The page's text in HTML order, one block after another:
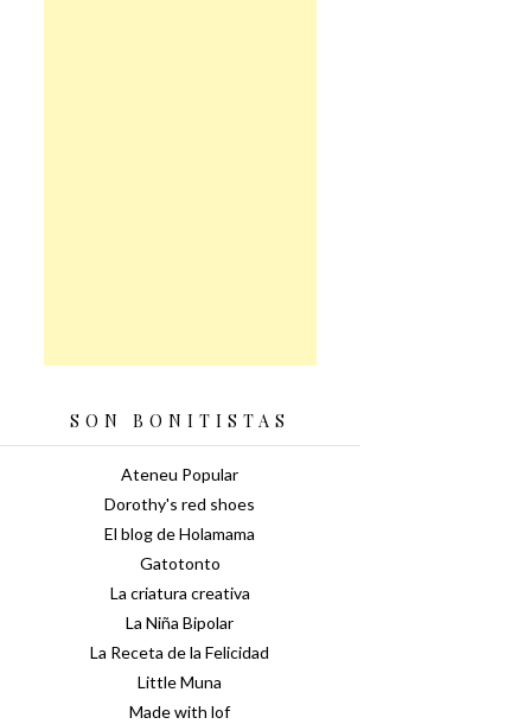
SON BONITISTAS
Ateneu Popular
Dorothy's red shoes
El blog de Holamama
Gatotonto
La criatura creativa
La Niña Bipolar
La Receta de la Felicidad
Little Muna
Made with lof